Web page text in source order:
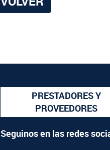
PRESTADORES Y
PROVEEDORES
Seguinos en las redes